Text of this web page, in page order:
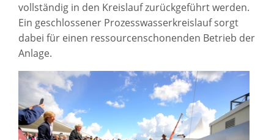
vollständig in den Kreislauf zurückgeführt werden.
Ein geschlossener Prozesswasserkreislauf sorgt
dabei für einen ressourcenschonenden Betrieb der
Anlage.